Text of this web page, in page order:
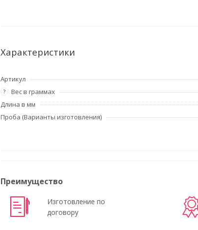
Характеристики
Артикул
? Вес в граммах
Длина в мм
Проба (Варианты изготовления)
Преимущество
Изготовление по
договору